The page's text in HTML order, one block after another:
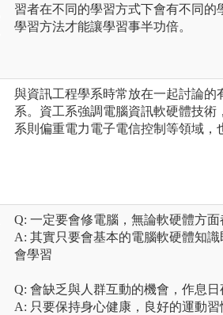
習者在不同的學習方式下會有不同的
學習方法才能讓學習事半功倍。
與資訊工程學系時常放在一起討論的
系。資工系強調電腦資訊軟硬體技
系則偏重電力電子電信控制等領域，
Q: 一定要會修電腦，無論軟硬體方面
A: 其實只要會基本的電腦軟硬體知
會學習
Q: 會缺乏與人群互動的機會，作息日
A: 只要保持身心健康，良好的運動習